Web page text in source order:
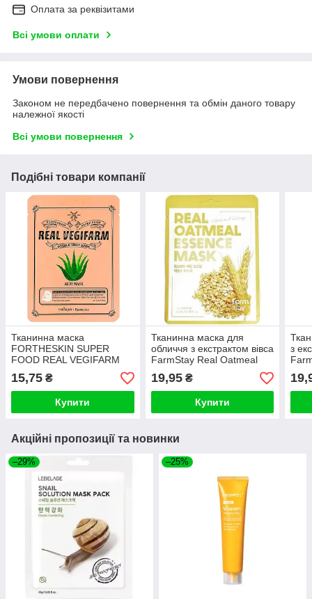
Оплата за реквізитами
Всі умови оплати
Умови повернення
Законом не передбачено повернення та обмін даного товару
належної якості
Всі умови повернення
Подібні товари компанії
Тканинна маска
FORTHESKIN SUPER
FOOD REAL VEGIFARM
DOUBLE SHOT MASK-Aloe
23ml
15,75 ₴
Купити
Тканинна маска для
обличчя з екстрактом вівса
FarmStay Real Oatmeal
Essence Mask 23ml
19,95₴
Купити
з
Акційні пропозиції та новинки
–29% –25%